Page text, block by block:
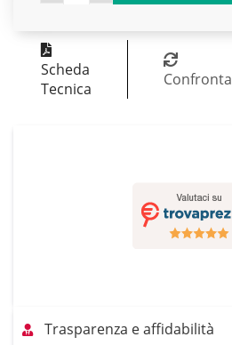
Scheda
Tecnica
Confronta
Trasparenza e affidabilità